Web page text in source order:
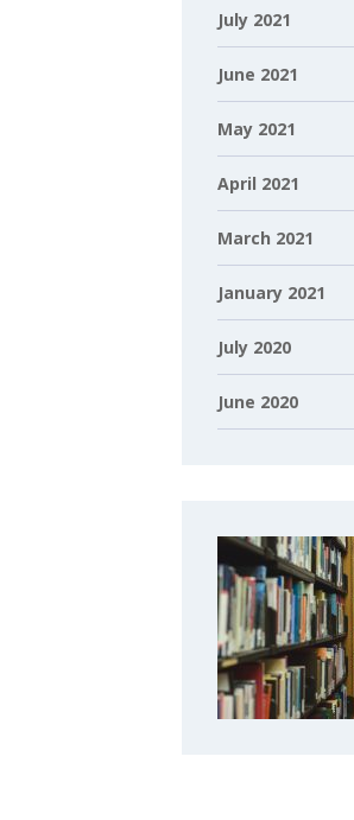
July 2021
June 2021
May 2021
April 2021
March 2021
January 2021
July 2020
June 2020